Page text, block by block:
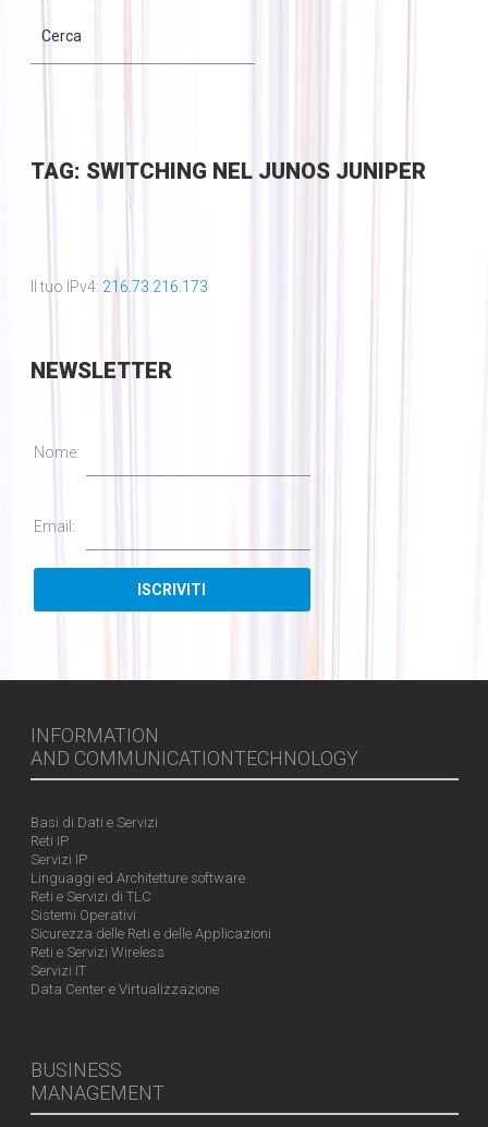
TAG: SWITCHING NEL JUNOS JUNIPER
Il tuo IPv4: 216.73.216.173
NEWSLETTER
Nome:
Email:
INFORMATION
AND COMMUNICATIONTECHNOLOGY
Basi di Dati e Servizi
Reti IP
Servizi IP
Linguaggi ed Architetture software
Reti e Servizi di TLC
Sistemi Operativi
Sicurezza delle Reti e delle Applicazioni
Reti e Servizi Wireless
Servizi IT
Data Center e Virtualizzazione
BUSINESS
MANAGEMENT